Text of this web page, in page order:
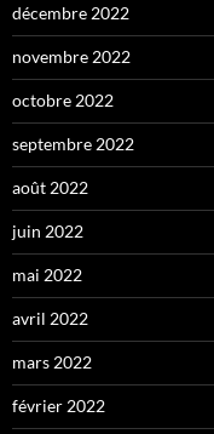
décembre 2022
novembre 2022
octobre 2022
septembre 2022
août 2022
juin 2022
mai 2022
avril 2022
mars 2022
février 2022